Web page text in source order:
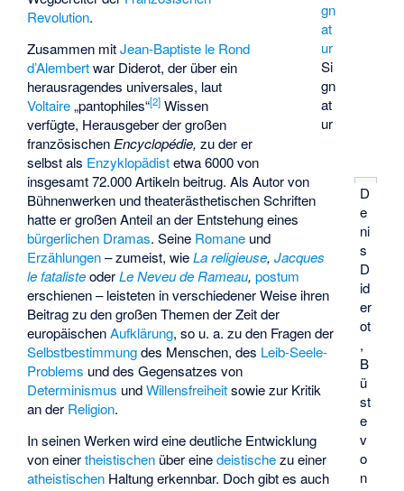
Si
gn
at
ur
D
e
ni
s
D
id
er
ot
,
B
ü
st
e
v
o
n
Revolution.
Zusammen mitJean-Baptiste le Rond
d’Alembertwar Diderot, der über ein
herausragendes universales, laut
Voltaire„pantophiles“[2] Wissen
verfügte, Herausgeber der großen
französischen Encyclopédie, zu der er
selbst als Enzyklopädistetwa 6000 von
insgesamt 72.000 Artikeln beitrug. Als Autor von
Bühnenwerken und theaterästhetischen Schriften
hatte er großen Anteil an der Entstehung eines
bürgerlichen Dramas. Seine Romane und
Erzählungen– zumeist, wieLa religieuse,Jacques
le fatalisteoderLe Neveu de Rameau, postum
erschienen – leisteten in verschiedener Weise ihren
Beitrag zu den großen Themen der Zeit der
europäischenAufklärung, so u. a. zu den Fragen der
Selbstbestimmungdes Menschen, des Leib-Seele-
Problems und des Gegensatzes von
Determinismus undWillensfreiheitsowie zur Kritik
an der Religion.
In seinen Werken wird eine deutliche Entwicklung
von einertheistischen über einedeistischezu einer
atheistischen Haltung erkennbar. Doch gibt es auch